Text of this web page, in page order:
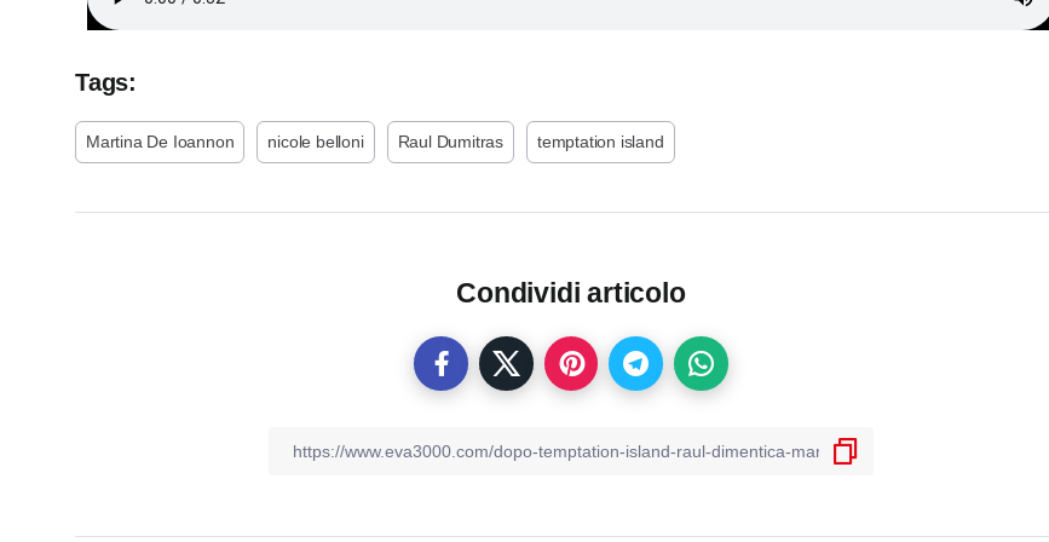
Tags:
Martina De Ioannon nicole belloni Raul Dumitras temptation island
Condividi articolo